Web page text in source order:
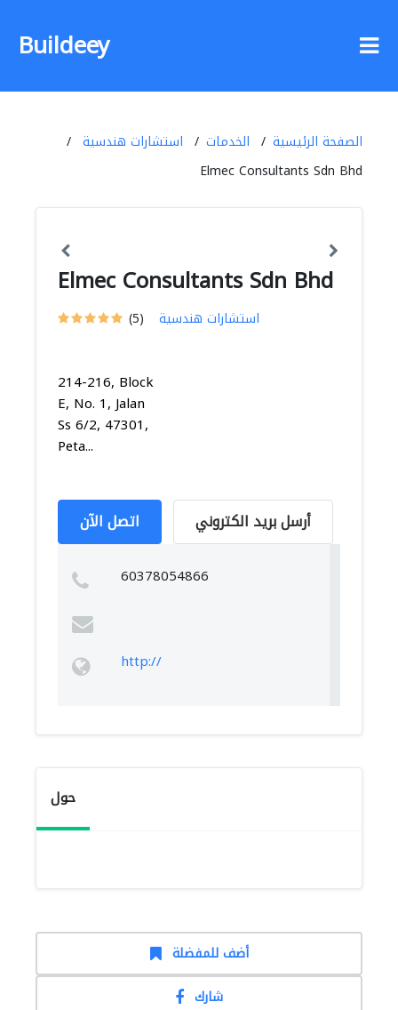
Buildeey
الصفحة الرئيسية الخدمات
استشارات هندسية
Elmec Consultants Sdn Bhd
Elmec Consultants Sdn Bhd
(5) استشارات هندسية
214-216, Block
E, No. 1, Jalan
Ss 6/2, 47301,
Peta...
اتصل الآن أرسل بريد الكتروني
60378054866
http://
حول
أضف للمفضلة
شارك